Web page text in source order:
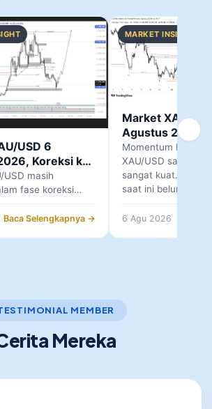
USD 6
Koreksi ke
4.257
USD masih
fase koreksi
4.305.
Baca Selengkapnya →
MARKET INSIGHT
Market XAU/
Agustus 2026,
Krusial di OB
Konfirmasi
Momentum bullish
XAU/USD saat ini
sangat kuat.
saat ini belum
6 Agu 2026
MEMBER
Mereka